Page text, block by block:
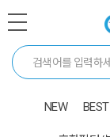
NEW BEST